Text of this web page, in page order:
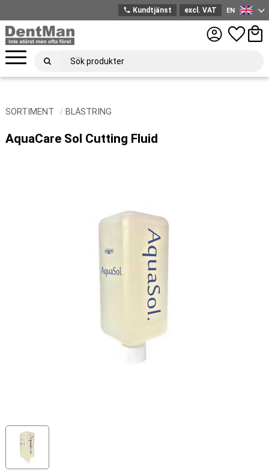
Menu
phone Kundtjänst excl. VAT
English
EN
Favorites
SORTIMENT BLÄSTRING
AquaCare Sol Cutting Fluid